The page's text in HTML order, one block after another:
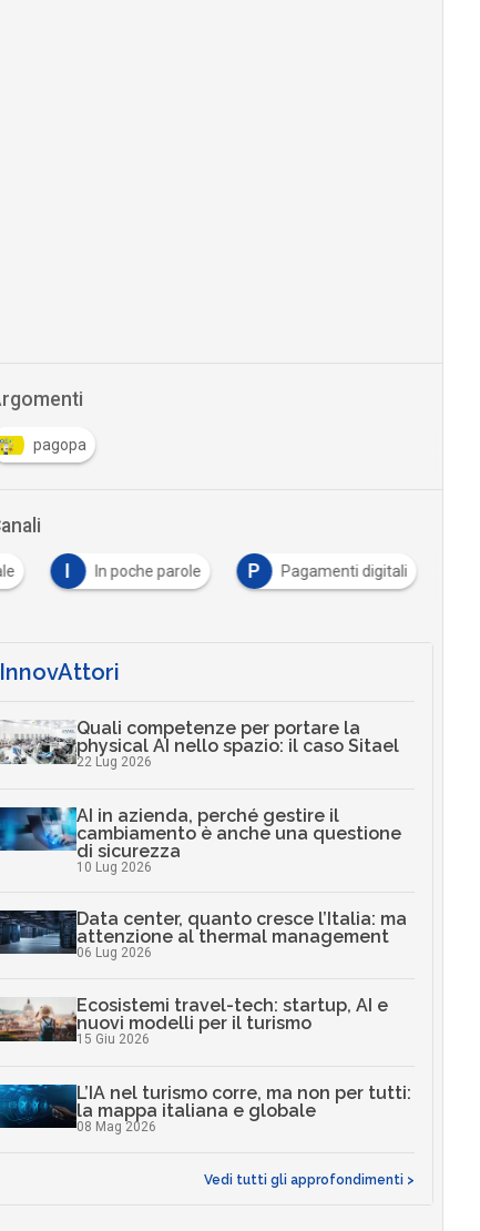
pagopa
In poche parole P Pagamenti digitali
InnovAttori
Quali competenze per portare la
physical AI nello spazio: il caso Sitael
22 Lug 2026
AI in azienda, perché gestire il
cambiamento è anche una questione
di sicurezza
10 Lug 2026
Data center, quanto cresce l’Italia: ma
attenzione al thermal management
06 Lug 2026
Ecosistemi travel-tech: startup, AI e
nuovi modelli per il turismo
15 Giu 2026
L’IA nel turismo corre, ma non per tutti:
la mappa italiana e globale
08 Mag 2026
Vedi tutti gli approfondimenti >